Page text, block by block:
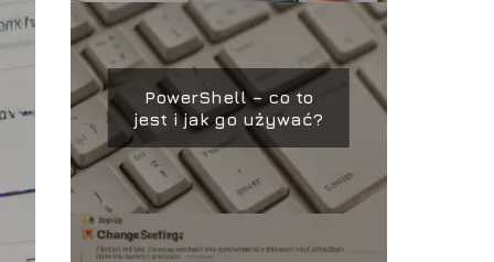
PowerShell – co to
jest i jak go używać?